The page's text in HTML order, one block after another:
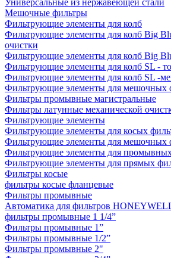
Мешочные фильтры
Фильтрующие элементы для колб
Фильтрующие элементы для колб Big
очистки
Фильтрующие элементы для колб Big
Фильтрующие элементы для колб SL -
Фильтрующие элементы для колб SL -
Фильтрующие элементы для мешочных
Фильтры промывные магистральные
Фильтры латунные механической
Фильтрующие элементы
Фильтрующие элементы для косых
Фильтрующие элементы для мешочных
Фильтрующие элементы для
Фильтрующие элементы для прямых
Фильтры косые
фильтры косые фланцевые
Фильтры промывные
Автоматика для фильтров
фильтры промывные 1 1/4”
Фильтры промывные 1”
Фильтры промывные 1/2”
Фильтры промывные 2"